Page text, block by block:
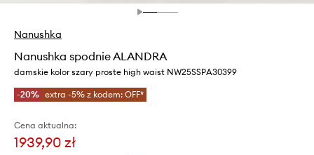
Nanushka
Nanushka spodnie ALANDRA
damskie kolor szary proste high waist NW25SSPA30399
-20% extra -5% z kodem: OFF*
Cena aktualna:
1939,90 zł